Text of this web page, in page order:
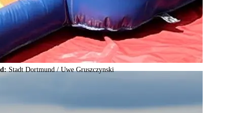
Stadt Dortmund /Uwe Gruszczynski